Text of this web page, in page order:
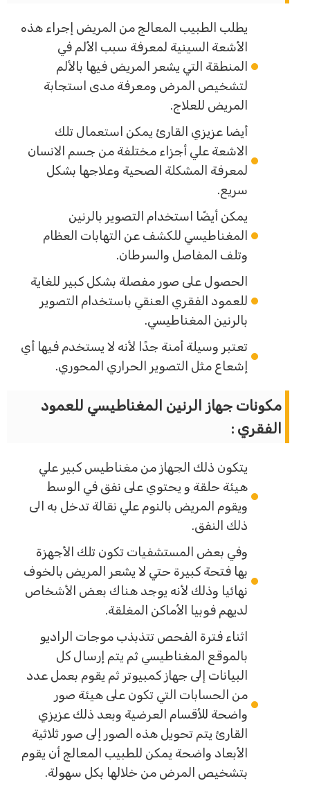
يطلب الطبيب المعالج من المريض إجراء هذه
الأشعة السينية لمعرفة سبب الألم في
المنطقة التي يشعر المريض فيها بالألم
لتشخيص المرض ومعرفة مدى استجابة
المريض للعلاج.
أيضا عزيزي القارئ يمكن استعمال تلك
الاشعة علي أجزاء مختلفة من جسم الانسان
لمعرفة المشكلة الصحية وعلاجها بشكل
سريع.
يمكن أيضًا استخدام التصوير بالرنين
المغناطيسي للكشف عن التهابات العظام
وتلف المفاصل والسرطان.
الحصول على صور مفصلة بشكل كبير للغاية
للعمود الفقري العنقي باستخدام التصوير
بالرنين المغناطيسي.
تعتبر وسيلة أمنة جدًا لأنه لا يستخدم فيها أي
إشعاع مثل التصوير الحراري المحوري.
مكونات جهاز الرنين المغناطيسي للعمود
الفقري :
يتكون ذلك الجهاز من مغناطيس كبير علي
هيئة حلقة و يحتوي على نفق في الوسط
ويقوم المريض بالنوم علي نقالة تدخل به الى
ذلك النفق.
وفي بعض المستشفيات تكون تلك الأجهزة
بها فتحة كبيرة حتي لا يشعر المريض بالخوف
نهائيا وذلك لأنه يوجد هناك بعض الأشخاص
لديهم فوبيا الأماكن المغلقة.
اثناء فترة الفحص تتذبذب موجات الراديو
بالموقع المغناطيسي ثم يتم إرسال كل
البيانات إلى جهاز كمبيوتر ثم يقوم بعمل عدد
من الحسابات التي تكون على هيئة صور
واضحة للأقسام العرضية وبعد ذلك عزيزي
القارئ يتم تحويل هذه الصور إلى صور ثلاثية
الأبعاد واضحة يمكن للطبيب المعالج أن يقوم
بتشخيص المرض من خلالها بكل سهولة.